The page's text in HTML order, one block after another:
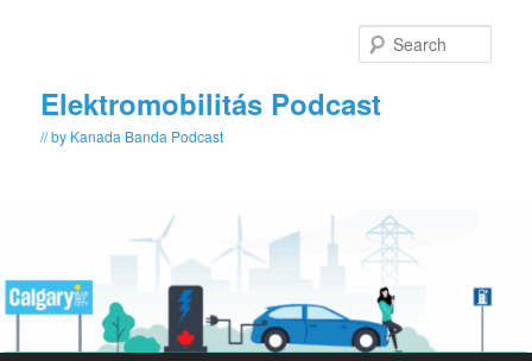
Elektromobilitás Podcast
// by Kanada Banda Podcast